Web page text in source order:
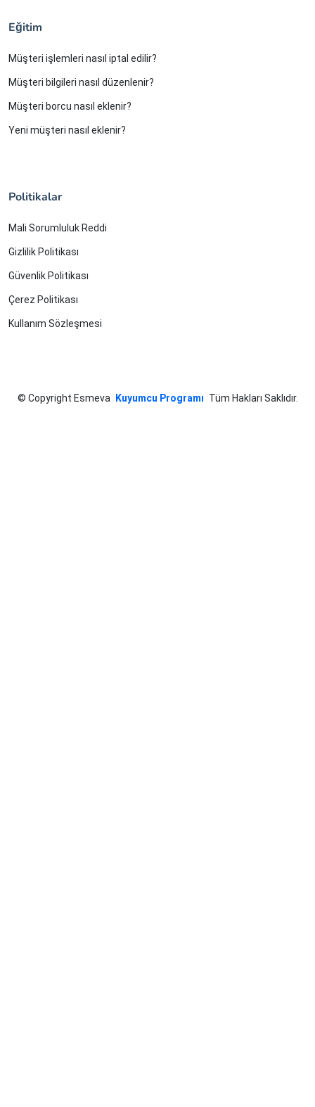
Eğitim
Müşteri işlemleri nasıl iptal edilir?
Müşteri bilgileri nasıl düzenlenir?
Müşteri borcu nasıl eklenir?
Yeni müşteri nasıl eklenir?
Politikalar
Mali Sorumluluk Reddi
Gizlilik Politikası
Güvenlik Politikası
Çerez Politikası
Kullanım Sözleşmesi
© Copyright Esmeva Kuyumcu Programı Tüm Hakları Saklıdır.